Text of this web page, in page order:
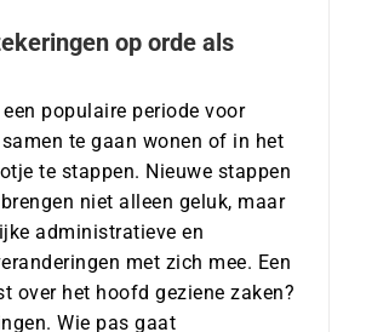
op orde als
populaire periode voor
te gaan wonen of in het
te stappen. Nieuwe stappen
niet alleen geluk, maar
administratieve en
met zich mee. Een
over het hoofd geziene zaken?
Wie pas gaat